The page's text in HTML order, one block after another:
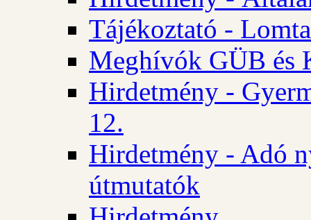
Tájékoztató -
Meghívók GÜB és
Hirdetmény -
12.
Hirdetmény - Adó
útmutatók